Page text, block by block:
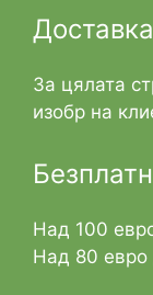
Доставка
За цялата
изобр на
Над 100
Над 80 евро